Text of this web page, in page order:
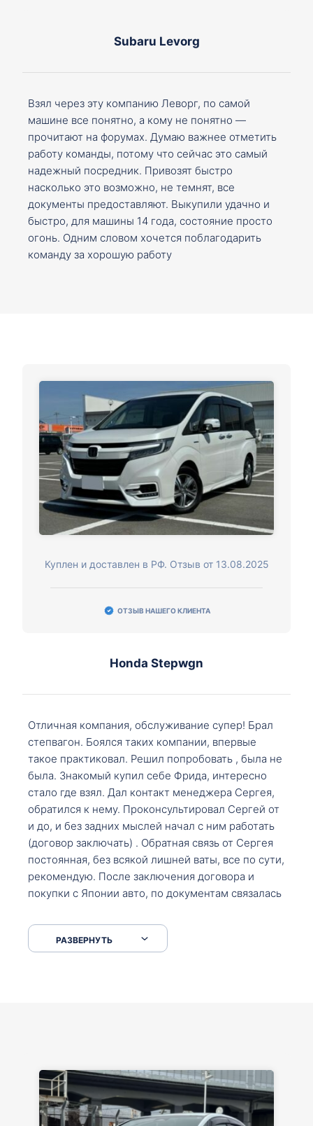
Subaru Levorg
Взял через эту компанию Леворг, по самой
машине все понятно, а кому не понятно —
прочитают на форумах. Думаю важнее отметить
работу команды, потому что сейчас это самый
надежный посредник. Привозят быстро
насколько это возможно, не темнят, все
документы предоставляют. Выкупили удачно и
быстро, для машины 14 года, состояние просто
огонь. Одним словом хочется поблагодарить
команду за хорошую работу
Куплен и доставлен в РФ. Отзыв от 13.08.2025
ОТЗЫВ НАШЕГО КЛИЕНТА
Honda Stepwgn
Отличная компания, обслуживание супер! Брал
степвагон. Боялся таких компании, впервые
такое практиковал. Решил попробовать , была не
была. Знакомый купил себе Фрида, интересно
стало где взял. Дал контакт менеджера Сергея,
обратился к нему. Проконсультировал Сергей от
и до, и без задних мыслей начал с ним работать
(договор заключать) . Обратная связь от Сергея
постоянная, без всякой лишней ваты, все по сути,
рекомендую. После заключения договора и
покупки с Японии авто, по документам связалась
что заполнить, куда зайти, образцы и т.д. После
приехал за авто. Меня тепло встретили Сергей с
РАЗВЕРНУТЬ